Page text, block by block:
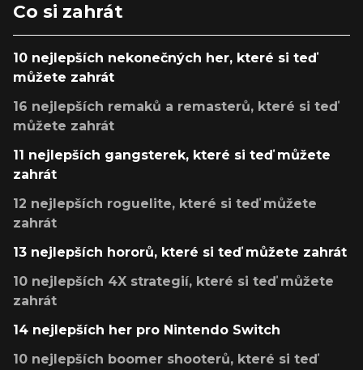
Co si zahrát
10 nejlepších nekonečných her, které si teď
můžete zahrát
16 nejlepších remaků a remasterů, které si teď
můžete zahrát
11 nejlepších gangsterek, které si teď můžete
zahrát
12 nejlepších roguelite, které si teď můžete
zahrát
13 nejlepších hororů, které si teď můžete zahrát
10 nejlepších 4X strategií, které si teď můžete
zahrát
14 nejlepších her pro Nintendo Switch
10 nejlepších boomer shooterů, které si teď